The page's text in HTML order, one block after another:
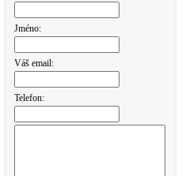
Jméno:
Váš email:
Telefon: